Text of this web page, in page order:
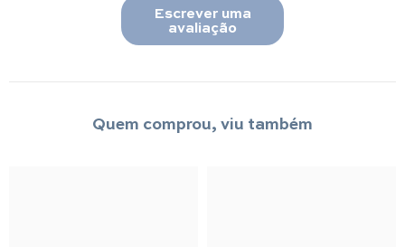
Escrever uma
avaliação
Quem comprou, viu também